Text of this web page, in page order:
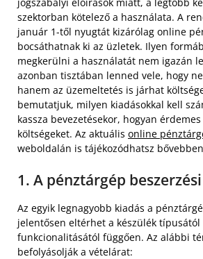
szektorban kötelező a használata. A
január 1-től nyugtát kizárólag online
bocsáthatnak ki az üzletek. Ilyen
megkerülni a használatát nem igazán
azonban tisztában lenned vele, hogy
hanem az üzemeltetés is járhat
bemutatjuk, milyen kiadásokkal kell
kassza bevezetésekor, hogyan
költségeket. Az aktuális online
weboldalán is tájékozódhatsz
1. A pénztárgép
Az egyik legnagyobb kiadás a
jelentősen eltérhet a készülék típusától
funkcionalitásától függően. Az alábbi
befolyásolják a vételárat: